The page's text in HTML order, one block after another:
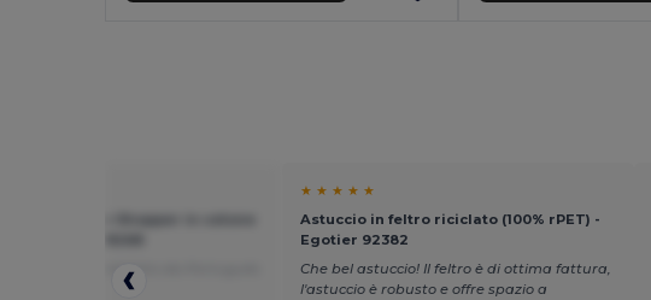
Tradotto da Português
★ ★ ★ ★ ★
Astuccio in feltro riciclato (100% rPET) -
Egotier 92382
Che bel astuccio! Il feltro è di ottima fattura,
l'astuccio è robusto e offre spazio a